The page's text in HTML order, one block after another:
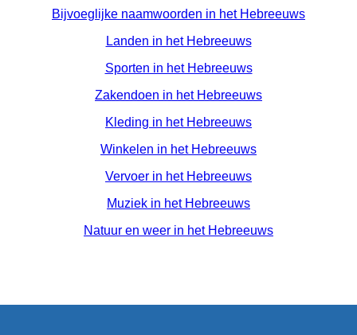
Bijvoeglijke naamwoorden in het Hebreeuws
Landen in het Hebreeuws
Sporten in het Hebreeuws
Zakendoen in het Hebreeuws
Kleding in het Hebreeuws
Winkelen in het Hebreeuws
Vervoer in het Hebreeuws
Muziek in het Hebreeuws
Natuur en weer in het Hebreeuws